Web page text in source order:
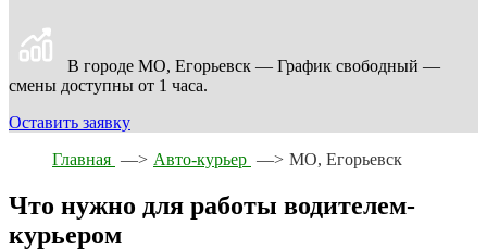
В городе МО, Егорьевск — График свободный —
смены доступны от 1 часа.
Оставить заявку
Главная —> Авто-курьер —> МО, Егорьевск
Что нужно для работы водителем-
курьером